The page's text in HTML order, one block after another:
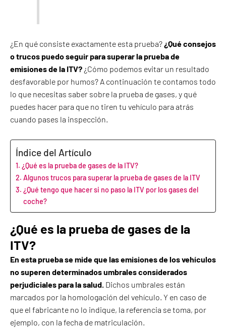
¿En qué consiste exactamente esta prueba?¿Qué consejos
o trucos puedo seguir para superar la prueba de
emisiones de la ITV? ¿Cómo podemos evitar un resultado
desfavorable por humos? A continuación te contamos todo
lo que necesitas saber sobre la prueba de gases, y qué
puedes hacer para que no tiren tu vehículo para atrás
cuando pases la inspección.
Índice del Artículo
¿Qué es la prueba de gases de la ITV?
Algunos trucos para superar la prueba de gases de la ITV
¿Qué tengo que hacer si no paso la ITV por los gases del
coche?
¿Qué es la prueba de gases de la
ITV?
En esta prueba se mide que las emisiones de los vehículos
no superen determinados umbrales considerados
perjudiciales para la salud. Dichos umbrales están
marcados por la homologación del vehículo. Y en caso de
que el fabricante no lo indique, la referencia se toma, por
ejemplo, con la fecha de matriculación.